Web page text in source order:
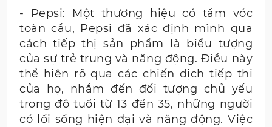
- Pepsi: Một thương hiệu có tầm vóc
toàn cầu, Pepsi đã xác định mình qua
cách tiếp thị sản phẩm là biểu tượng
của sự trẻ trung và năng động. Điều này
thể hiện rõ qua các chiến dịch tiếp thị
của họ, nhắm đến đối tượng chủ yếu
trong độ tuổi từ 13 đến 35, những người
có lối sống hiện đại và năng động. Việc